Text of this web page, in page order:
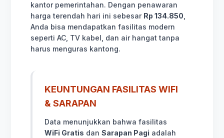
kantor pemerintahan. Dengan penawaran
harga terendah hari ini sebesar Rp 134.850
Anda bisa mendapatkan fasilitas modern
seperti AC, TV kabel, dan air hangat tanpa
harus menguras kantong.
KEUNTUNGAN FASILITAS WIFI
& SARAPAN
Data menunjukkan bahwa fasilitas
WiFi Gratis dan Sarapan Pagi adalah